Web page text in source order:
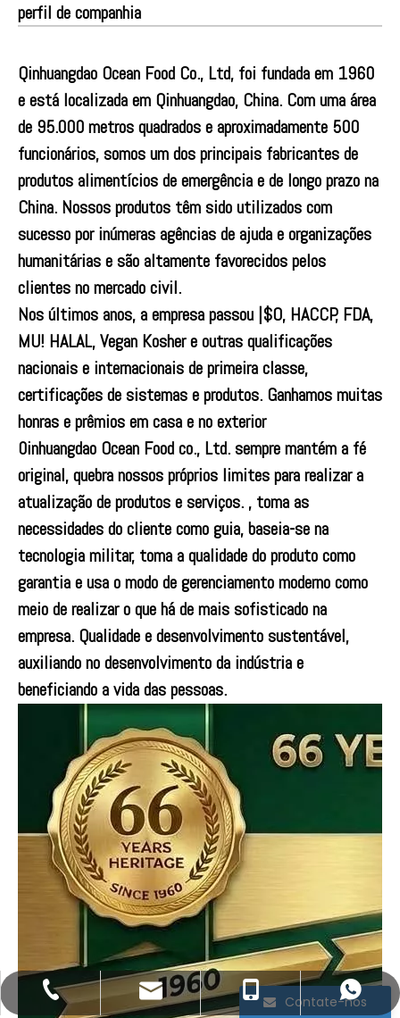
perfil de companhia
Qinhuangdao Ocean Food Co., Ltd, foi fundada em 1960
e está localizada em Qinhuangdao, China. Com uma área
de 95.000 metros quadrados e aproximadamente 500
funcionários, somos um dos principais fabricantes de
produtos alimentícios de emergência e de longo prazo na
China. Nossos produtos têm sido utilizados com
sucesso por inúmeras agências de ajuda e organizações
humanitárias e são altamente favorecidos pelos
clientes no mercado civil.
Nos últimos anos, a empresa passou |$O, HACCP, FDA,
MU! HALAL, Vegan Kosher e outras qualificações
nacionais e internacionais de primeira classe,
certificações de sistemas e produtos. Ganhamos muitas
honras e prêmios em casa e no exterior
0inhuangdao Ocean Food co., Ltd. sempre mantém a fé
original, quebra nossos próprios limites para realizar a
atualização de produtos e serviços. , toma as
necessidades do cliente como guia, baseia-se na
tecnologia militar, toma a qualidade do produto como
garantia e usa o modo de gerenciamento moderno como
meio de realizar o que há de mais sofisticado na
empresa. Qualidade e desenvolvimento sustentável,
auxiliando no desenvolvimento da indústria e
beneficiando a vida das pessoas.
+86-335-3957085
ssm1@hysp1960.com
+86- 13133515208
+86 13133515208 Contate-nos